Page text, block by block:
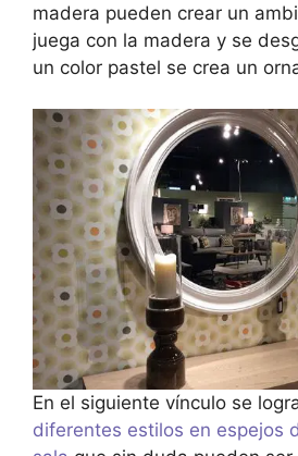
madera pueden crear un
juega con la madera y se
un color pastel se crea un
En el siguiente vínculo se
diferentes estilos en espejos